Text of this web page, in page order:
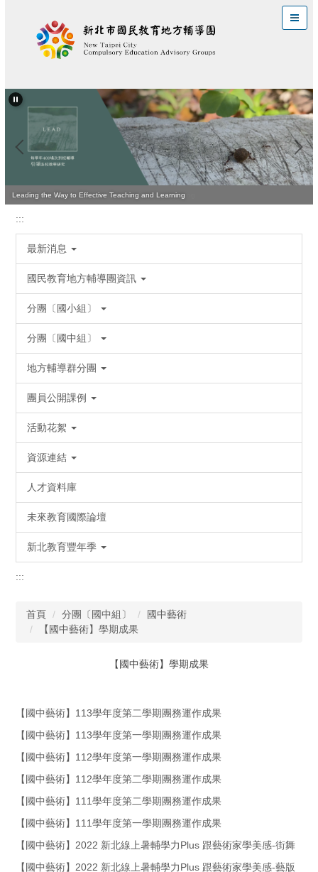
區
Leading the Way to Effective Teaching and Learning
:::
最新消息
國民教育地方輔導團資訊
分團〔國小組〕
分團〔國中組〕
地方輔導群分團
團員公開課例
活動花絮
資源連結
人才資料庫
未來教育國際論壇
新北教育豐年季
:::
首頁 分團〔國中組〕
國中藝術
【國中藝術】學期成果
【國中藝術】學期成果
【國中藝術】113學年度第二學期團務運作成果
【國中藝術】113學年度第一學期團務運作成果
【國中藝術】112學年度第一學期團務運作成果
【國中藝術】112學年度第二學期團務運作成果
【國中藝術】111學年度第二學期團務運作成果
【國中藝術】111學年度第一學期團務運作成果
【國中藝術】2022 新北線上暑輔學力Plus 跟藝術家學美感-街舞
【國中藝術】2022 新北線上暑輔學力Plus 跟藝術家學美感-藝版